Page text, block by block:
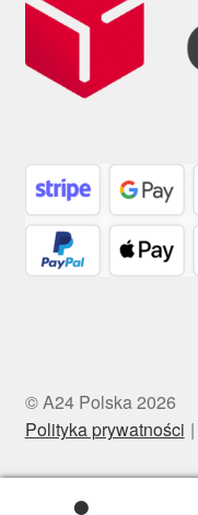
© A24 Polska 2026
Polityka prywatności